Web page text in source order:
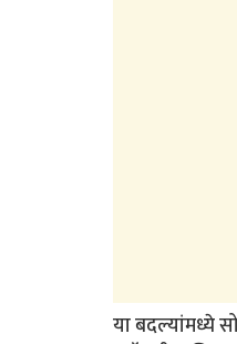
या बदल्यांमध्ये